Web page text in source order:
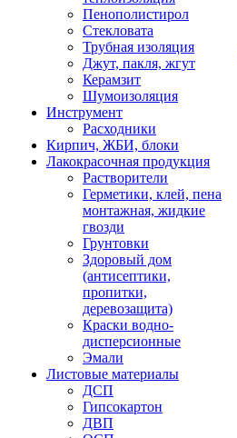
Пенополистирол
Стекловата
Трубная изоляция
Джут, пакля, жгут
Керамзит
Шумоизоляция
Инструмент
Расходники
Кирпич, ЖБИ, блоки
Лакокрасочная продукция
Растворители
Герметики, клей, пена
монтажная, жидкие
гвозди
Грунтовки
Здоровый дом
(антисептики,
пропитки,
деревозащита)
Краски водно-
дисперсионные
Эмали
Листовые материалы
ДСП
Гипсокартон
ДВП